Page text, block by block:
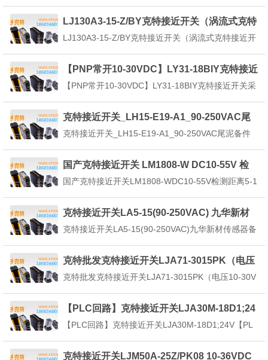
【规格型号】：LJ18A3-5-J/EZ【外型尺寸】：圆柱
直径18mm（毫米）【检出方式】：电感式（埋入式
屏蔽式）【检测距离...
LJ130A3-15-Z/BY克特接近开关（涡流式克特
接近开关）
LJ130A3-15-Z/BY克特接近开关（涡流式克特接近开
要功能检验距离检测电梯、升降设备的停止、起动、
通过位置；检测车辆的位置，防止两物体相撞检测；
检测工作机械的设定位置，移动...
【PNP常开10-30VDC】LY31-18BIY克特接近
开关
【PNP常开10-30VDC】LY31-18BIY克特接近开关采
围。长期的低温环境下，对电子器件的温度特性要求
也非常。在北方寒冷的季节（或低温工作环境），极
度低温会导致产品无法工作。这不仅仅涉及到...
克特接近开关_LH15-E19-A1_90-250VAC尾
泥备件
克特接近开关_LH15-E19-A1_90-250VAC尾泥备件
备的停止、起动、通过位置；检测车辆的位置，防止
两物体相撞检测；检测工作机械的设定位置，移动机
器或部件的限位置；检测回转体的停止位...
国产克特接近开关 LM1808-W DC10-55V 检
测距离5-150mm
国产克特接近开关LM1808-WDC10-55V检测距离5-1
近开关和电容式克特接近开关。因为这两种克特接近
开关对环境的要求条件较低。克特接近开关型号不
同，感应距离不同，如一般轴径8mm...
克特接近开关LA5-15(90-250VAC) 九华新材
传感器备件
克特接近开关LA5-15(90-250VAC)九华新材传感器备
部采用进口件,3、高可在150℃的恶劣环境中应用,
4、使用寿命长、高可靠性,5、浪涌,过载,逆极性保护
功能,6、防水等级:IP6...
克特批发克特接近开关LJA71-3015PK（电压
10-30VDC）
克特批发克特接近开关LJA71-3015PK（电压10-30V
VDC）是种直流三线克特接近开关由三大部分组成：
振荡器、开关电路及放大输出电路。振荡器产生一个
交变磁场。当金属目标接...
【PLC回路】克特接近开关LJA30M-18D1;24
V【PLC回路】克特接近开关LJA30M-18D1;24V【PL
克特接近开关，是理想的电子开关量传感器。当金属
克特接近开关LJM50A-25Z/PK08 10-36VDC